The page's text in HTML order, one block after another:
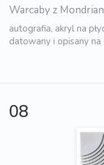
Warcaby z
autografia, akryl na
datowany i opisany
08